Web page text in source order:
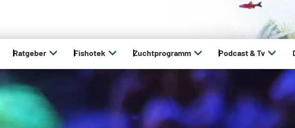
Ratgeber Fishotek Zuchtprogramm Podcast & Tv